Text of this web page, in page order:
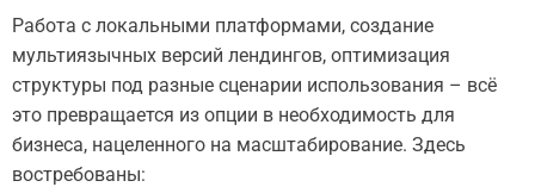
Работа с локальными платформами, создание
мультиязычных версий лендингов, оптимизация
структуры под разные сценарии использования – всё
это превращается из опции в необходимость для
бизнеса, нацеленного на масштабирование. Здесь
востребованы: